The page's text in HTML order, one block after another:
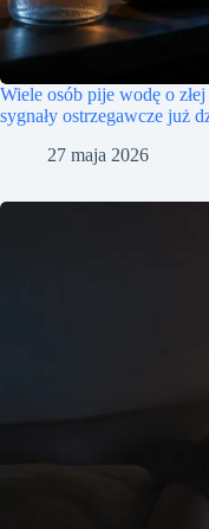
Wiele osób pije wodę o
sygnały ostrzegawcze już
27 maja 2026